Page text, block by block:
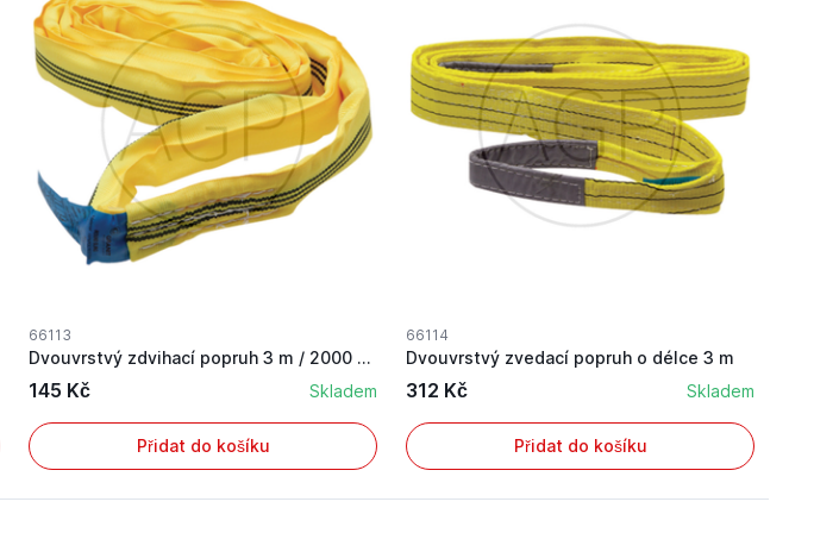
66113
Dvouvrstvý zdvihací popruh 3 m / 2000 kg s text...
145 Kč Skladem
Přidat do košíku
66114
Dvouvrstvý zvedací popruh o délce 3 m
312 Kč Skladem
Přidat do košíku